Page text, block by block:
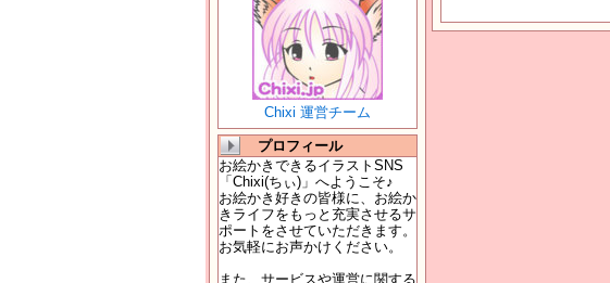
Chixi 運営チーム
プロフィール
お絵かきできるイラストSNS
「Chixi(ちぃ)」へようこそ♪
お絵かき好きの皆様に、お絵か
きライフをもっと充実させるサ
ポートをさせていただきます。
お気軽にお声かけください。
また、サービスや運営に関する